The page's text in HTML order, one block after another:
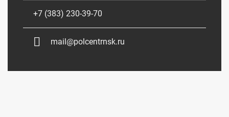
+7 (383) 230-39-70
mail@polcentrnsk.ru